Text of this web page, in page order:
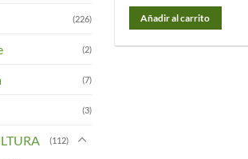
(226)
(2)
(7)
(3)
(112)
Añadir al carrito